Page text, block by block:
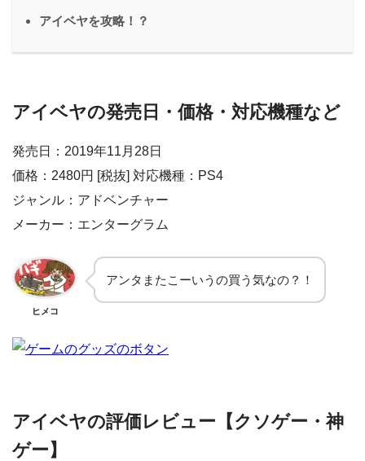
アイベヤを攻略！？
アイベヤの発売日・価格・対応機種など
発売日：2019年11月28日
価格：2480円 [税抜] 対応機種：PS4
ジャンル：アドベンチャー
メーカー：エンターグラム
ヒメコ
アンタまたこーいうの買う気なの？！
アイベヤの評価レビュー【クソゲー・神
ゲー】